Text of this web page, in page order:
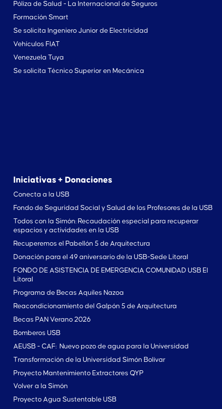
Póliza de Salud - La Internacional de Seguros
Formación Smart
Se solicita Ingeniero Junior de Electricidad
Vehículos FIAT
Venezuela Tuya
Se solicita Técnico Superior en Mecánica
Iniciativas + Donaciones
Conecta a la USB
Fondo de Seguridad Social y Salud de los Profesores de la USB
Todos con la Simón: Recaudación especial para recuperar
espacios y actividades en la USB
Recuperemos el Pabellón 5 de Arquitectura
Donación para el 49 aniversario de la USB-Sede Litoral
FONDO DE ASISTENCIA DE EMERGENCIA COMUNIDAD USB El
Litoral
Programa de Becas Aquiles Nazoa
Reacondicionamiento del Galpón 5 de Arquitectura
Becas PAN Verano 2026
Bomberos USB
AEUSB - CAF: Nuevo pozo de agua para la Universidad
Transformación de la Universidad Simón Bolívar
Proyecto Mantenimiento Extractores QYP
Volver a la Simón
Proyecto Agua Sustentable USB